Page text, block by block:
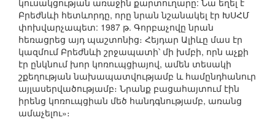
կուսակցության առաջին քարտուղարը: Նա եղել է
Բրեժնևի հետևորդը, որը նրան նշանակել էր ԽՍՀՄ
փոխվարչապետ: 1987 թ. Գորբաչովը նրան
հեռացրեց այդ պաշտոնից։ Հեյդար Ալիևը մաս էր
կազմում Բրեժնևի շրջապատի՝ մի խմբի, որն աչքի
էր ընկնում խոր կոռուպցիայով, ամեն տեսակի
շքեղության նախապատվությամբ և համընդհանուր
այլասերվածությամբ։ Նրանք բացահայտում էին
իրենց կոռուպցիան մեծ հանդգնությամբ, առանց
ամաչելու»։